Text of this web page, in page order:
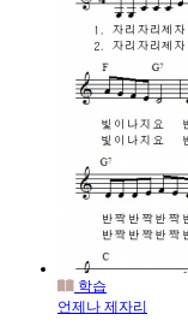
학습
언제나 제자리